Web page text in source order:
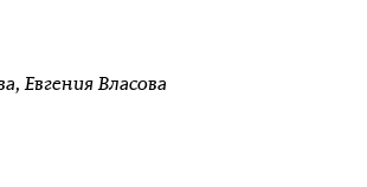
,Евгения Власова